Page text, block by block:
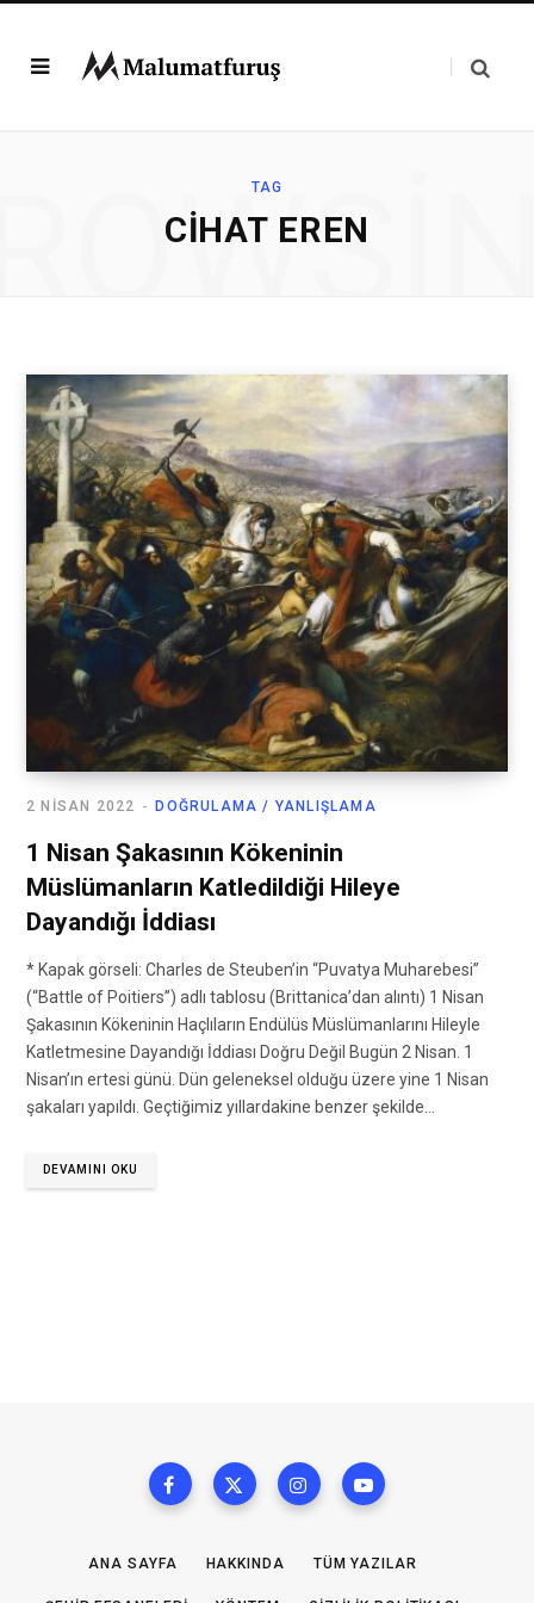
TAG
CIHAT EREN
DOĞRULAMA / YANLIŞLAMA
2 NISAN 2022
1 Nisan Şakasının Kökeninin
Müslümanların Katledildiği Hileye
Dayandığı İddiası
* Kapak görseli: Charles de Steuben’in “Puvatya Muharebesi”
(“Battle of Poitiers”) adlı tablosu (Brittanica’dan alıntı) 1 Nisan
Şakasının Kökeninin Haçlıların Endülüs Müslümanlarını Hileyle
Katletmesine Dayandığı İddiası Doğru Değil Bugün 2 Nisan. 1
Nisan’ın ertesi günü. Dün geleneksel olduğu üzere yine 1 Nisan
şakaları yapıldı. Geçtiğimiz yıllardakine benzer şekilde…
DEVAMINI OKU
ANA SAYFA HAKKINDA TÜM YAZILAR